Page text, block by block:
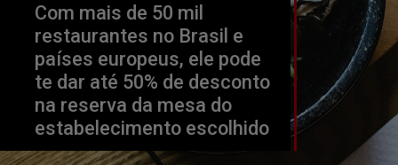
Com mais de 50 mil
restaurantes no Brasil e
países europeus, ele pode
te dar até 50% de desconto
na reserva da mesa do
estabelecimento escolhido